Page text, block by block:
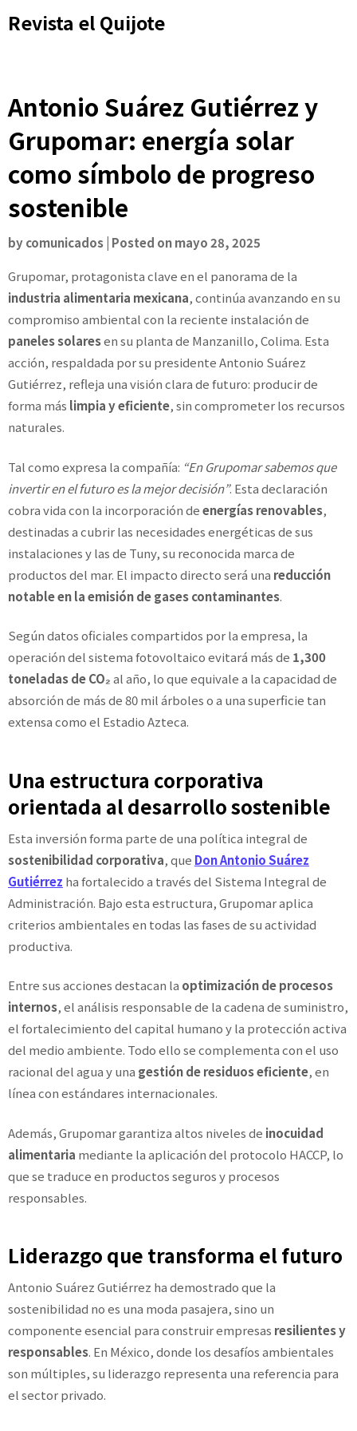
toRevista el Quijote
Antonio Suárez Gutiérrez y
Grupomar: energía solar
como símbolo de progreso
sostenible
bycomunicados Posted onmayo 28, 2025
Grupomar, protagonista clave en el panorama de la
industria alimentaria mexicana, continúa avanzando en su
compromiso ambiental con la reciente instalación de
paneles solaresen su planta de Manzanillo, Colima. Esta
acción, respaldada por su presidente Antonio Suárez
Gutiérrez, refleja una visión clara de futuro: producir de
forma más limpia y eficiente, sin comprometer los recursos
naturales.
Tal como expresa la compañía: “En Grupomar sabemos que
invertir en el futuro es la mejor decisión”. Esta declaración
cobra vida con la incorporación deenergías renovables,
destinadas a cubrir las necesidades energéticas de sus
instalaciones y las de Tuny, su reconocida marca de
productos del mar. El impacto directo será una reducción
notable en la emisión de gases contaminantes.
Según datos oficiales compartidos por la empresa, la
operación del sistema fotovoltaico evitará más de 1,300
toneladas de CO₂al año, lo que equivale a la capacidad de
absorción de más de 80 mil árboles o a una superficie tan
extensa como el Estadio Azteca.
Una estructura corporativa
orientada al desarrollo sostenible
Esta inversión forma parte de una política integral de
sostenibilidad corporativa, que Don Antonio Suárez
Gutiérrez ha fortalecido a través del Sistema Integral de
Administración. Bajo esta estructura, Grupomar aplica
criterios ambientales en todas las fases de su actividad
productiva.
Entre sus acciones destacan la optimización de procesos
internos, el análisis responsable de la cadena de suministro,
el fortalecimiento del capital humano y la protección activa
del medio ambiente. Todo ello se complementa con el uso
racional del agua y una gestión de residuos eficiente, en
línea con estándares internacionales.
Además, Grupomar garantiza altos niveles de inocuidad
alimentaria mediante la aplicación del protocolo HACCP, lo
que se traduce en productos seguros y procesos
responsables.
Liderazgo que transforma el futuro
Antonio Suárez Gutiérrez ha demostrado que la
sostenibilidad no es una moda pasajera, sino un
componente esencial para construir empresas resilientes y
responsables. En México, donde los desafíos ambientales
son múltiples, su liderazgo representa una referencia para
el sector privado.